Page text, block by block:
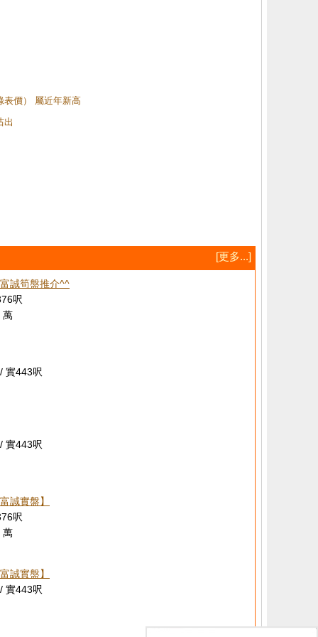
表價） 屬近年新高
出
[更多...]
誠筍盤推介^^
呎
萬
實443呎
實443呎
誠實盤】
呎
萬
誠實盤】
實443呎